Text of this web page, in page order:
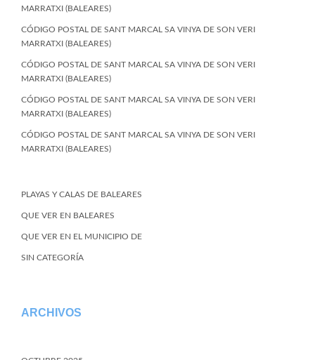
MARRATXI (BALEARES)
CÓDIGO POSTAL DE SANT MARCAL SA VINYA DE SON VERI
MARRATXI (BALEARES)
CÓDIGO POSTAL DE SANT MARCAL SA VINYA DE SON VERI
MARRATXI (BALEARES)
CÓDIGO POSTAL DE SANT MARCAL SA VINYA DE SON VERI
MARRATXI (BALEARES)
CÓDIGO POSTAL DE SANT MARCAL SA VINYA DE SON VERI
MARRATXI (BALEARES)
PLAYAS Y CALAS DE BALEARES
QUE VER EN BALEARES
QUE VER EN EL MUNICIPIO DE
SIN CATEGORÍA
ARCHIVOS